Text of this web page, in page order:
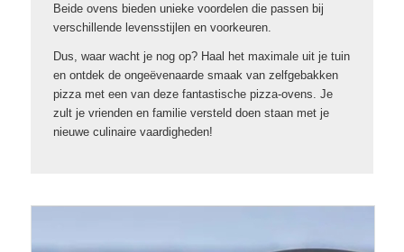
Beide ovens bieden unieke voordelen die passen bij
verschillende levensstijlen en voorkeuren.
Dus, waar wacht je nog op? Haal het maximale uit je tuin
en ontdek de ongeëvenaarde smaak van zelfgebakken
pizza met een van deze fantastische pizza-ovens. Je
zult je vrienden en familie versteld doen staan met je
nieuwe culinaire vaardigheden!